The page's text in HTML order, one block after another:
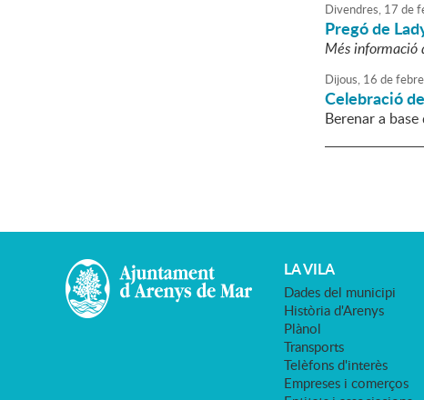
Divendres, 17 de
Pregó de
Més informació
Dijous, 16 de
Celebració
Berenar a
LA VILA
Dades del municipi
Història d'Arenys
Plànol
Transports
Telèfons d'interès
Empreses i comerços